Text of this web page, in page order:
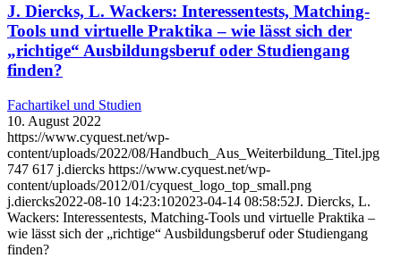
J. Diercks, L. Wackers: Interessentests, Matching-
Tools und virtuelle Praktika – wie lässt sich der
„richtige“ Ausbildungsberuf oder Studiengang
finden?
Fachartikel und Studien
10. August 2022
https://www.cyquest.net/wp-
content/uploads/2022/08/Handbuch_Aus_Weiterbildung_Titel.jpg
747 617 j.diercks https://www.cyquest.net/wp-
content/uploads/2012/01/cyquest_logo_top_small.png
j.diercks2022-08-10 14:23:102023-04-14 08:58:52J. Diercks, L.
Wackers: Interessentests, Matching-Tools und virtuelle Praktika –
wie lässt sich der „richtige“ Ausbildungsberuf oder Studiengang
finden?